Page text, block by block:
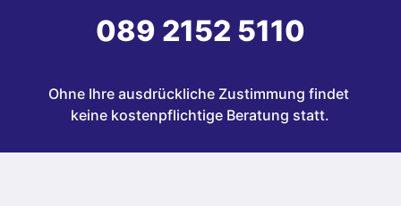
089 2152 5110
Ohne Ihre ausdrückliche Zustimmung findet
keine kostenpflichtige Beratung statt.